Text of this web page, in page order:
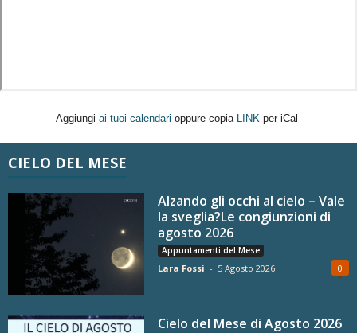
Aggiungi ai tuoi calendari oppure copia LINK per iCal
CIELO DEL MESE
Alzando gli occhi al cielo – Vale
la sveglia?Le congiunzioni di
agosto 2026
Appuntamenti del Mese
Lara Fossi - 5 Agosto 2026 0
Cielo del Mese di Agosto 2026